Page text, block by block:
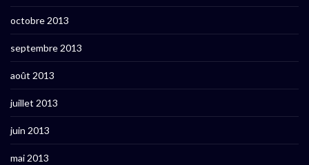
octobre 2013
septembre 2013
août 2013
juillet 2013
juin 2013
mai 2013